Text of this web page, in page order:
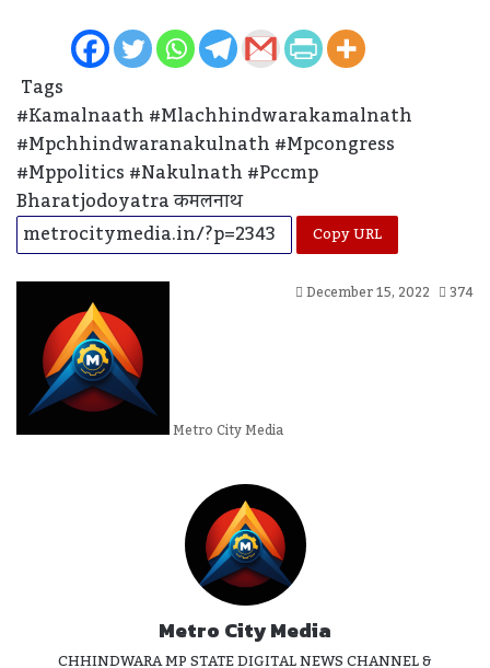
Tags
#kamalnaath#mlachhindwarakamalnath
#mpchhindwaranakulnath#mpcongress
#mppolitics#nakulnath#pccmp
Bharatjodoyatraकमलनाथ
Copy URL
Metro City Media
SendDecember 15, 2022 374
Metro City Media
CHHINDWARA MP STATE DIGITAL NEWS CHANNEL &